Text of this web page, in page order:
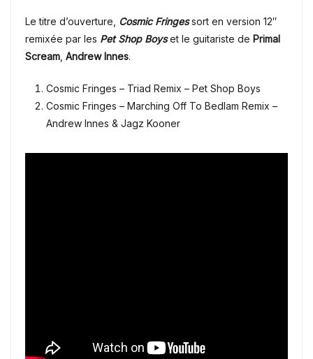
Le titre d’ouverture, Cosmic Fringessort en version 12″
remixée par les Pet Shop Boyset le guitariste de Primal
Scream Andrew Innes.
Cosmic Fringes – Triad Remix – Pet Shop Boys
Cosmic Fringes – Marching Off To Bedlam Remix –
Andrew Innes & Jagz Kooner